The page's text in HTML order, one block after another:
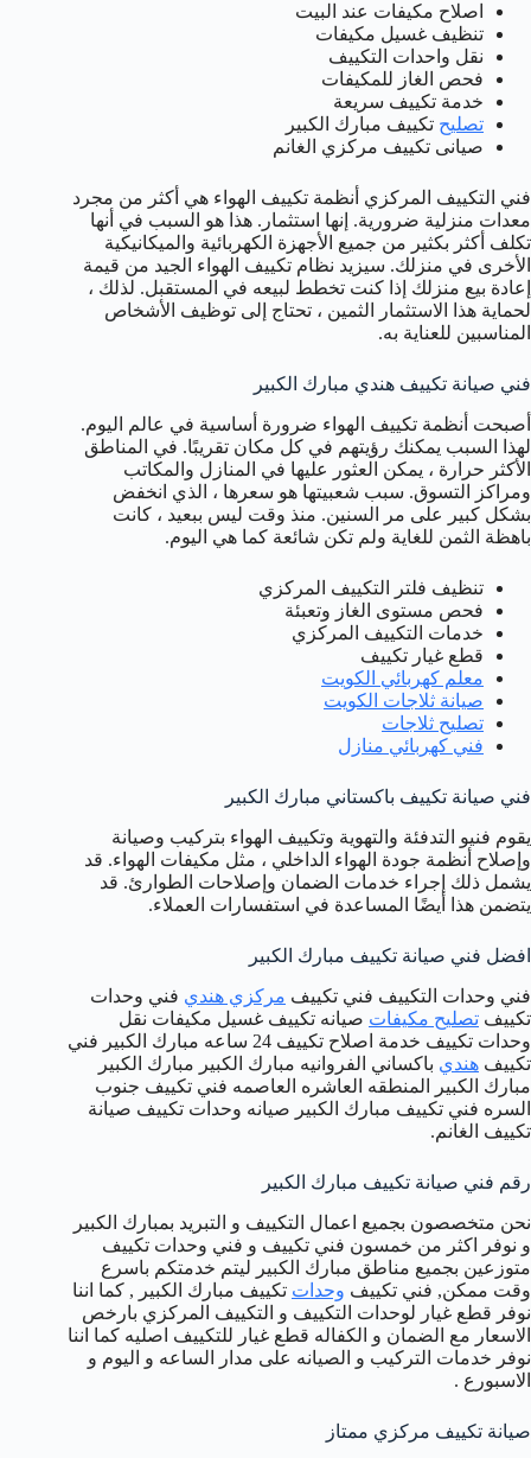
اصلاح مكيفات عند البيت
تنظيف غسيل مكيفات
نقل واحدات التكييف
فحص الغاز للمكيفات
خدمة تكييف سريعة
تصليح تكييف مبارك الكبير
صيانى تكييف مركزي الغانم
فني التكييف المركزي أنظمة تكييف الهواء هي أكثر من مجرد
معدات منزلية ضرورية. إنها استثمار. هذا هو السبب في أنها
تكلف أكثر بكثير من جميع الأجهزة الكهربائية والميكانيكية
الأخرى في منزلك. سيزيد نظام تكييف الهواء الجيد من قيمة
إعادة بيع منزلك إذا كنت تخطط لبيعه في المستقبل. لذلك ،
لحماية هذا الاستثمار الثمين ، تحتاج إلى توظيف الأشخاص
المناسبين للعناية به.
فني صيانة تكييف هندي مبارك الكبير
أصبحت أنظمة تكييف الهواء ضرورة أساسية في عالم اليوم.
لهذا السبب يمكنك رؤيتهم في كل مكان تقريبًا. في المناطق
الأكثر حرارة ، يمكن العثور عليها في المنازل والمكاتب
ومراكز التسوق. سبب شعبيتها هو سعرها ، الذي انخفض
بشكل كبير على مر السنين. منذ وقت ليس ببعيد ، كانت
باهظة الثمن للغاية ولم تكن شائعة كما هي اليوم.
تنظيف فلتر التكييف المركزي
فحص مستوى الغاز وتعبئة
خدمات التكييف المركزي
قطع غيار تكييف
معلم كهربائي الكويت
صيانة ثلاجات الكويت
تصليح ثلاجات
فني كهربائي منازل
فني صيانة تكييف باكستاني مبارك الكبير
يقوم فنيو التدفئة والتهوية وتكييف الهواء بتركيب وصيانة
وإصلاح أنظمة جودة الهواء الداخلي ، مثل مكيفات الهواء. قد
يشمل ذلك إجراء خدمات الضمان وإصلاحات الطوارئ. قد
يتضمن هذا أيضًا المساعدة في استفسارات العملاء.
افضل فني صيانة تكييف مبارك الكبير
فني وحدات التكييف فني تكييف مركزي هندي فني وحدات
تكييف تصليح مكيفات صيانه تكييف غسيل مكيفات نقل
وحدات تكييف خدمة اصلاح تكييف 24 ساعه مبارك الكبير فني
تكييف هندي باكساني الفروانيه مبارك الكبير مبارك الكبير
مبارك الكبير المنطقه العاشره العاصمه فني تكييف جنوب
السره فني تكييف مبارك الكبير صيانه وحدات تكييف صيانة
تكييف الغانم.
رقم فني صيانة تكييف مبارك الكبير
نحن متخصصون بجميع اعمال التكييف و التبريد بمبارك الكبير
و نوفر اكثر من خمسون فني تكييف و فني وحدات تكييف
متوزعين بجميع مناطق مبارك الكبير ليتم خدمتكم باسرع
وقت ممكن, فني تكييف وحدات تكييف مبارك الكبير , كما اننا
نوفر قطع غيار لوحدات التكييف و التكييف المركزي بارخص
الاسعار مع الضمان و الكفاله قطع غيار للتكييف اصليه كما اننا
نوفر خدمات التركيب و الصيانه على مدار الساعه و اليوم و
الاسبورع .
صيانة تكييف مركزي ممتاز